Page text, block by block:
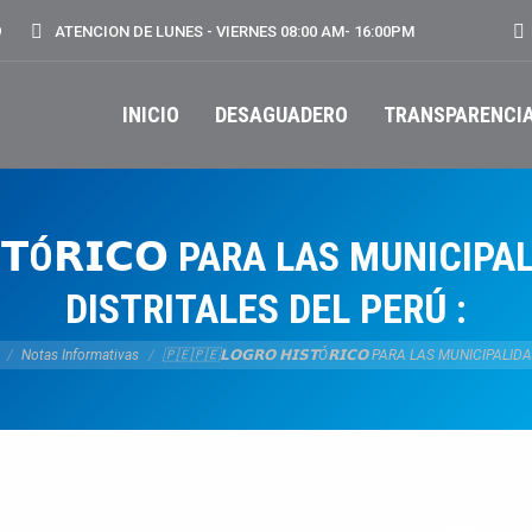
ATENCION DE LUNES - VIERNES 08:00 AM- 16:00PM
INICIO DESAGUADERO
PARA LAS
DISTRITALES DEL PERÚ :
Notas Informativas 🇵🇪🇵🇪𝗟𝗢𝗚𝗥𝗢 𝗛𝗜𝗦𝗧Ó𝗥𝗜𝗖𝗢 PARA LAS